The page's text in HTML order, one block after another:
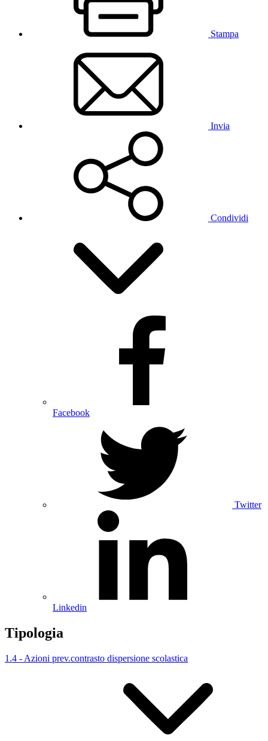
Stampa
Invia
Condividi
Facebook
Twitter
Linkedin
Tipologia
1.4 - Azioni prev.contrasto dispersione scolastica